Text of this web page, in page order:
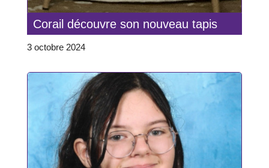
Corail découvre son nouveau tapis
3 octobre 2024